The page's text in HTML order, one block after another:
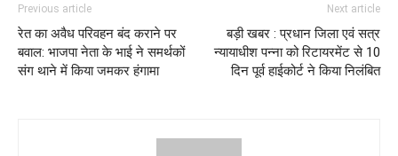
Previous article
रेत का अवैध परिवहन बंद कराने पर
बवाल: भाजपा नेता के भाई ने समर्थकों
संग थाने में किया जमकर हंगामा
Next article
बड़ी खबर : प्रधान जिला एवं सत्र
न्यायाधीश पन्ना को रिटायरमेंट से 10
दिन पूर्व हाईकोर्ट ने किया निलंबित